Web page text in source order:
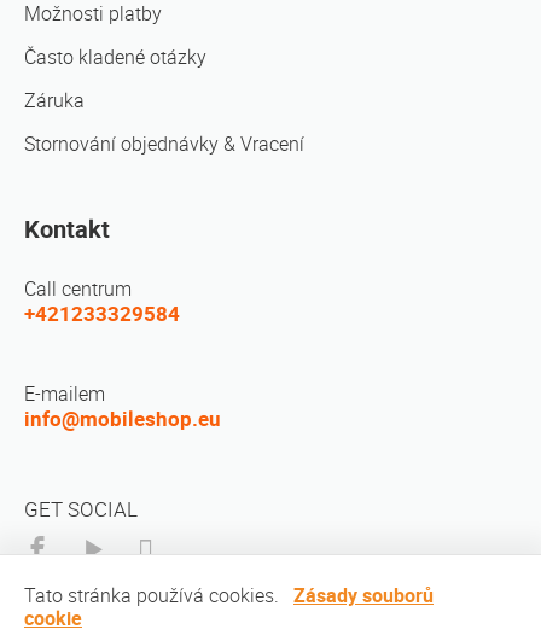
Možnosti platby
Často kladené otázky
Záruka
Stornování objednávky & Vracení
Kontakt
Call centrum
+421233329584
E-mailem
info@mobileshop.eu
GET SOCIAL
Tato stránka používá cookies. Zásady souborů
cookie